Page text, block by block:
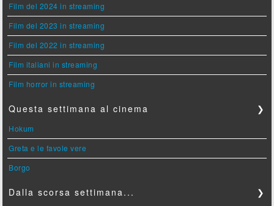
Film del 2024 in streaming
Film del 2023 in streaming
Film del 2022 in streaming
Film italiani in streaming
Film horror in streaming
Questa settimana al cinema ❯
Hokum
Greta e le favole vere
Borgo
Dalla scorsa settimana... ❯